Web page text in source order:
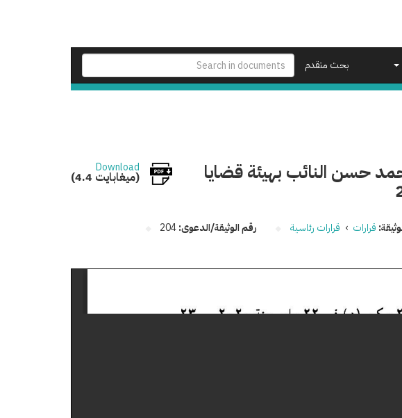
بحث متقدم
حسن النائب بهيئة قضايا Download
(4.4 ميغابايت)
قرارات › قرارات رئاسية رقم الوثيقة/الدعوى:204